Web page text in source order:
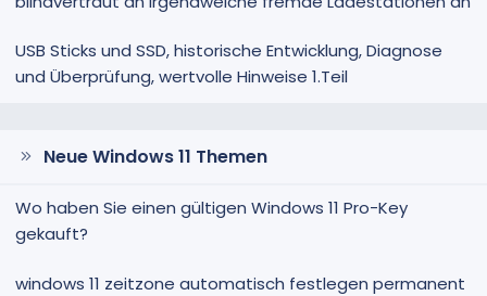
USB Sticks und SSD, historische Entwicklung, Diagnose
und Überprüfung, wertvolle Hinweise 1.Teil
Neue Windows 11 Themen
Wo haben Sie einen gültigen Windows 11 Pro-Key
gekauft?
windows 11 zeitzone automatisch festlegen permanent